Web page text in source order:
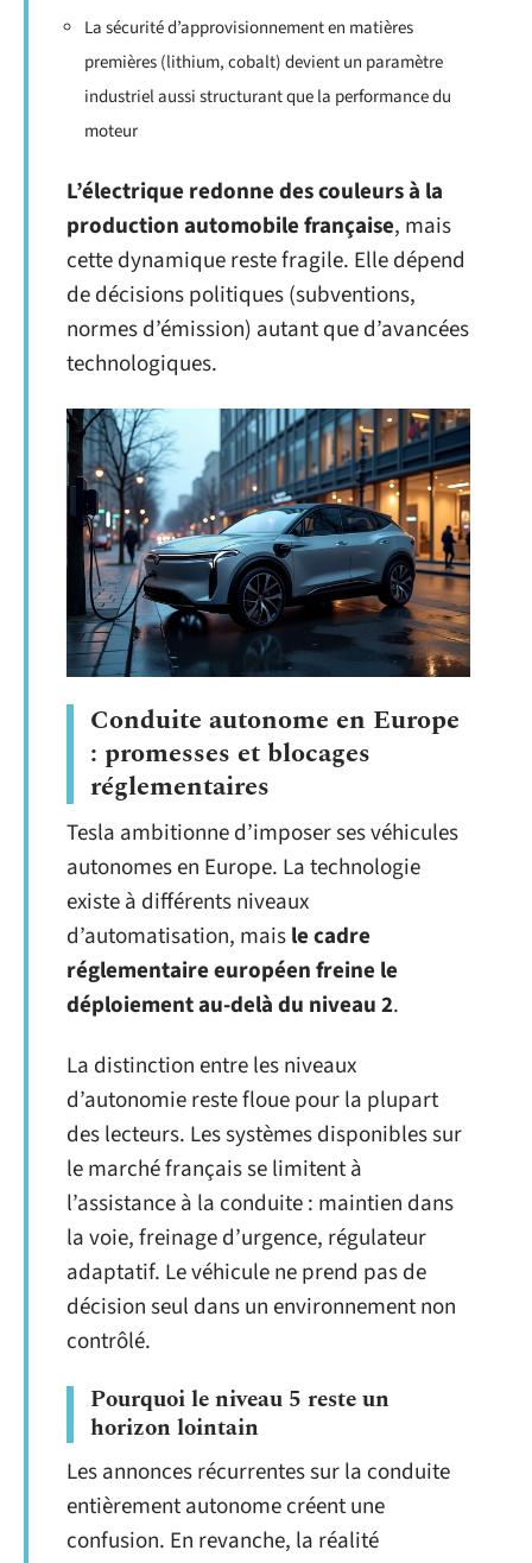
La sécurité d’approvisionnement en matières
premières (lithium, cobalt) devient un paramètre
industriel aussi structurant que la performance du
moteur
L’électrique redonne des couleurs à la
production automobile française, mais
cette dynamique reste fragile. Elle dépend
de décisions politiques (subventions,
normes d’émission) autant que d’avancées
technologiques.
Conduite autonome en Europe
: promesses et blocages
réglementaires
Tesla ambitionne d’imposer ses véhicules
autonomes en Europe. La technologie
existe à différents niveaux
d’automatisation, maisle cadre
réglementaire européen freine le
déploiement au-delà du niveau 2.
La distinction entre les niveaux
d’autonomie reste floue pour la plupart
des lecteurs. Les systèmes disponibles sur
le marché français se limitent à
l’assistance à la conduite : maintien dans
la voie, freinage d’urgence, régulateur
adaptatif. Le véhicule ne prend pas de
décision seul dans un environnement non
contrôlé.
Pourquoi le niveau 5 reste un
horizon lointain
Les annonces récurrentes sur la conduite
entièrement autonome créent une
confusion. En revanche, la réalité